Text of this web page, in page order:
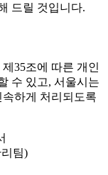
드릴 것입니다.
35조에 따른 개인
수 있고, 서울시는
하게 처리되도록
팀)